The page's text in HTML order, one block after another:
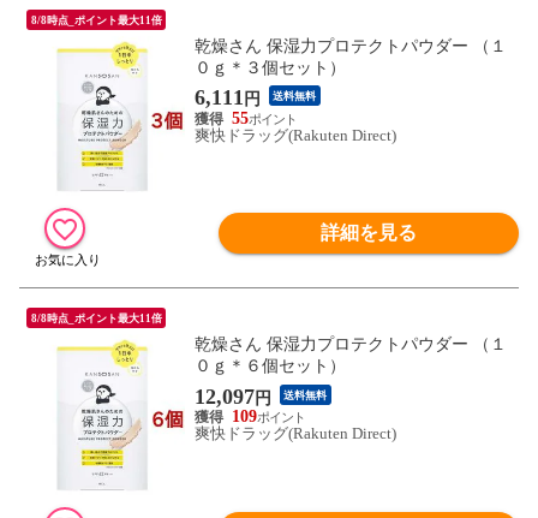
8/8時点_ポイント最大11倍
乾燥さん 保湿力プロテクトパウダー （１
０ｇ＊３個セット）
6,111 円 送料無料
55
爽快ドラッグ(Rakuten Direct)
詳細を見る
8/8時点_ポイント最大11倍
乾燥さん 保湿力プロテクトパウダー （１
０ｇ＊６個セット）
12,097 円 送料無料
109
爽快ドラッグ(Rakuten Direct)